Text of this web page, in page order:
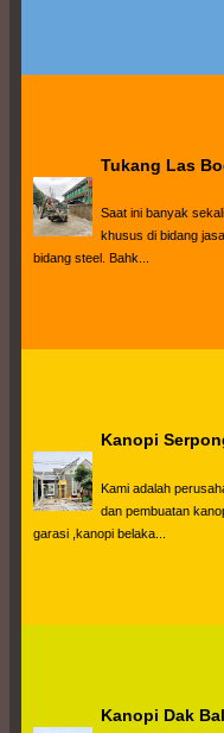
Tukang Las
Saat ini banyak
khusus di bidang
bidang steel. Bahk...
Kanopi
Kami adalah
dan pembuatan
garasi ,kanopi belaka...
Kanopi Dak